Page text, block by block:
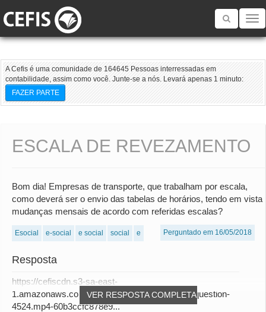
Toggle
A Cefis é uma comunidade de 164645 Pessoas interressadas em
contabilidade, assim como você. Junte-se a nós. Levará apenas 1 minuto:
FAZER PARTE
ESCALA DE REVEZAMENTO
Bom dia! Empresas de transporte, que trabalham por escala,
como deverá ser o envio das tabelas de horários, tendo em vista
mudanças mensais de acordo com referidas escalas?
Esocial e-social e social social e Perguntado em 16/05/2018
Resposta
VER RESPOSTA COMPLETA
https://cefiscdn.s3-sa-east-
1.amazonaws.com/audio_answers/answer-for-question-
4524.mp4-60b3ccfc878e9...